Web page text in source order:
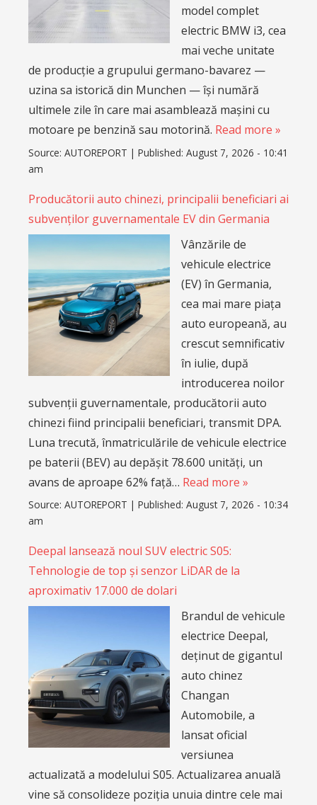
model complet
electric BMW i3, cea
mai veche unitate
de producție a grupului germano-bavarez —
uzina sa istorică din Munchen — își numără
ultimele zile în care mai asamblează mașini cu
motoare pe benzină sau motorină. Read more »
Source: AUTOREPORT | Published: August 7, 2026 - 10:41
am
Producătorii auto chinezi, principalii beneficiari ai
subvenților guvernamentale EV din Germania
Vânzările de
vehicule electrice
(EV) în Germania,
cea mai mare piața
auto europeană, au
crescut semnificativ
în iulie, după
introducerea noilor
subvenții guvernamentale, producătorii auto
chinezi fiind principalii beneficiari, transmit DPA.
Luna trecută, înmatriculările de vehicule electrice
pe baterii (BEV) au depășit 78.600 unități, un
avans de aproape 62% față… Read more »
Source: AUTOREPORT | Published: August 7, 2026 - 10:34
am
Deepal lansează noul SUV electric S05:
Tehnologie de top și senzor LiDAR de la
aproximativ 17.000 de dolari
Brandul de vehicule
electrice Deepal,
deținut de gigantul
auto chinez
Changan
Automobile, a
lansat oficial
versiunea
actualizată a modelului S05. Actualizarea anuală
vine să consolideze poziția unuia dintre cele mai